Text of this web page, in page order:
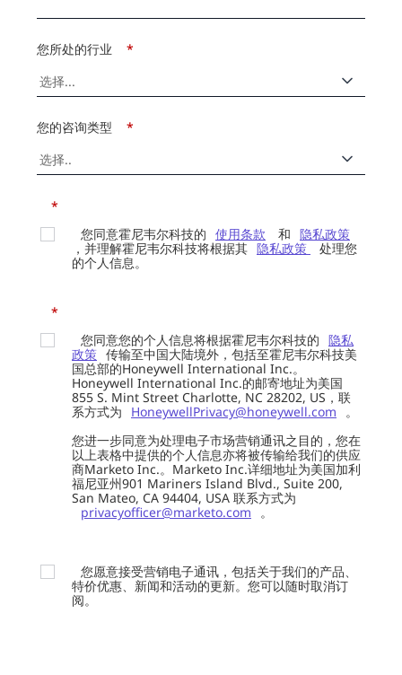
*
您所处的行业
*
您的咨询类型
*
您同意霍尼韦尔科技的 使用条款 和 隐私政策
，并理解霍尼韦尔科技将根据其 隐私政策
处理您
的个人信息。
*
您同意您的个人信息将根据霍尼韦尔科技的 隐私
政策 传输至中国大陆境外，包括至霍尼韦尔科技美
国总部的Honeywell International Inc.。
Honeywell International Inc.的邮寄地址为美国
855 S. Mint Street Charlotte, NC 28202, US，联
系方式为
HoneywellPrivacy@honeywell.com
。
您进一步同意为处理电子市场营销通讯之目的，您在
以上表格中提供的个人信息亦将被传输给我们的供应
商Marketo Inc.。Marketo Inc.详细地址为美国加利
福尼亚州901 Mariners Island Blvd., Suite 200,
San Mateo, CA 94404, USA 联系方式为
privacyofficer@marketo.com
。
您愿意接受营销电子通讯，包括关于我们的产品、
特价优惠、新闻和活动的更新。您可以随时取消订
阅。